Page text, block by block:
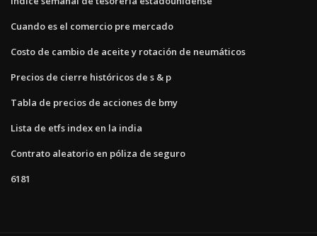
Cuando es el comercio pre mercado
Costo de cambio de aceite y rotación de neumáticos
Precios de cierre históricos de s & p
Tabla de precios de acciones de bmy
Lista de etfs index en la india
Contrato aleatorio en póliza de seguro
6181